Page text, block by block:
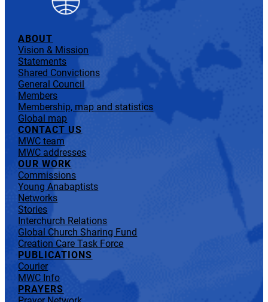
ABOUT
Vision & Mission
Statements
Shared Convictions
General Council
Members
Membership, map and statistics
Global map
CONTACT US
MWC team
MWC addresses
OUR WORK
Commissions
Young Anabaptists
Networks
Stories
Interchurch Relations
Global Church Sharing Fund
Creation Care Task Force
PUBLICATIONS
Courier
MWC Info
PRAYERS